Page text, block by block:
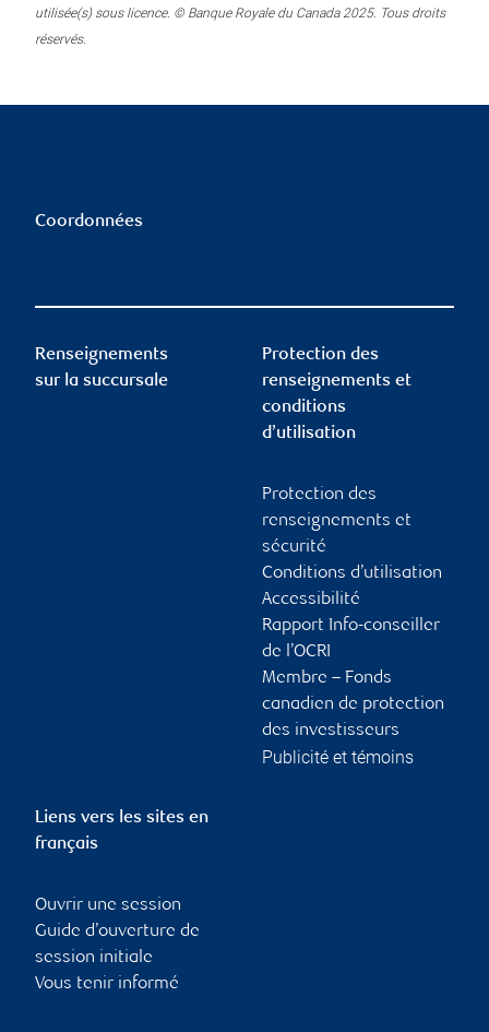
utilisée(s) sous licence. © Banque Royale du Canada 2025. Tous droits
réservés.
Coordonnées
Renseignements
sur la succursale
Protection des
renseignements et
conditions
d’utilisation
Protection des
renseignements et
sécurité
Conditions d’utilisation
Accessibilité
Rapport Info-conseiller
de l’OCRI
Membre – Fonds
canadien de protection
des investisseurs
Publicité et témoins
Liens vers les sites en
français
Ouvrir une session
Guide d’ouverture de
session initiale
Vous tenir informé